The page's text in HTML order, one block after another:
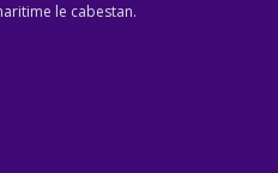
le cabestan.